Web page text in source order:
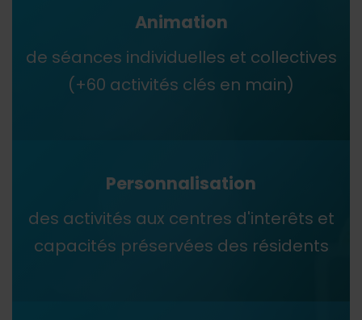
Animation
de séances individuelles et collectives
(+60 activités clés en main)
Personnalisation
des activités aux centres d'interêts et
capacités préservées des résidents